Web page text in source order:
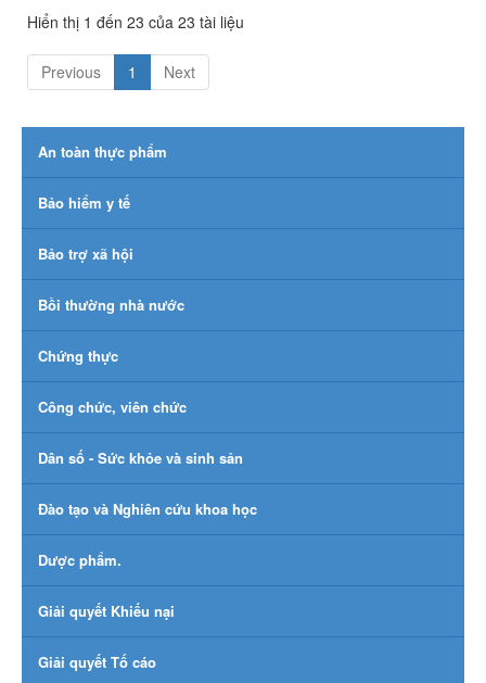
Hiển thị 1 đến 23 của 23 tài liệu
Previous 1 Next
An toàn thực phẩm
Bảo hiểm y tế
Bảo trợ xã hội
Bồi thường nhà nước
Chứng thực
Công chức, viên chức
Dân số - Sức khỏe và sinh sản
Đào tạo và Nghiên cứu khoa học
Dược phẩm.
Giải quyết Khiếu nại
Giải quyết Tố cáo